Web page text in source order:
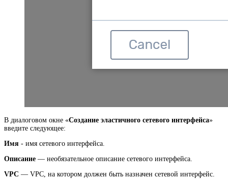
В диалоговом окне «Создание эластичного сетевого интерфейса»
введите следующее:
Имя - имя сетевого интерфейса.
Описание — необязательное описание сетевого интерфейса.
VPC — VPC, на котором должен быть назначен сетевой интерфейс.